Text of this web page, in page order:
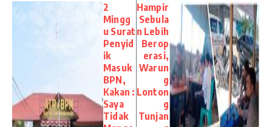
2
Mingg
u Surat
Penyid
ik
Masuk
BPN,
Kakan :
Saya
Tidak
Hampir
Sebula
n Lebih
Berop
erasi,
Warun
g
Lonton
g
Tunjan